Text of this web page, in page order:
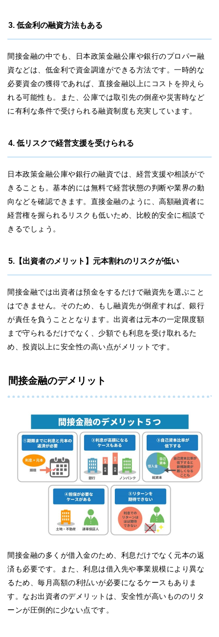
3. 低金利の融資方法もある
間接金融の中でも、日本政策金融公庫や銀行のプロパー融
資などは、低金利で資金調達ができる方法です。一時的な
必要資金の獲得であれば、直接金融以上にコストを抑えら
れる可能性も。また、公庫では取引先の倒産や災害時など
に有利な条件で受けられる融資制度も充実しています。
4. 低リスクで経営支援を受けられる
日本政策金融公庫や銀行の融資では、経営支援や相談がで
きることも。基本的には無料で経営状態の判断や業界の動
向などを確認できます。直接金融のように、高額融資者に
経営権を握られるリスクも低いため、比較的安全に相談で
きるでしょう。
5.【出資者のメリット】元本割れのリスクが低い
間接金融では出資者は預金をするだけで融資先を選ぶこと
はできません。そのため、もし融資先が倒産すれば、銀行
が責任を負うこととなります。出資者は元本の一定限度額
まで守られるだけでなく、少額でも利息を受け取れるた
め、投資以上に安全性の高い点がメリットです。
間接金融のデメリット
間接金融の多くが借入金のため、利息だけでなく元本の返
済も必要です。また、利息は借入先や事業規模により異な
るため、毎月高額の利払いが必要になるケースもありま
す。なお出資者のデメリットは、安全性が高いもののリタ
ーンが圧倒的に少ない点です。